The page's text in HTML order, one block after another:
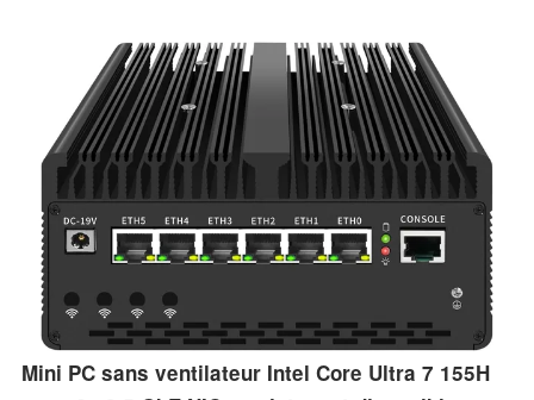
2,5 GbE, ainsi que le Wi-Fi 7 en option.
Mini PC sans ventilateur Intel Core Ultra 7 155H